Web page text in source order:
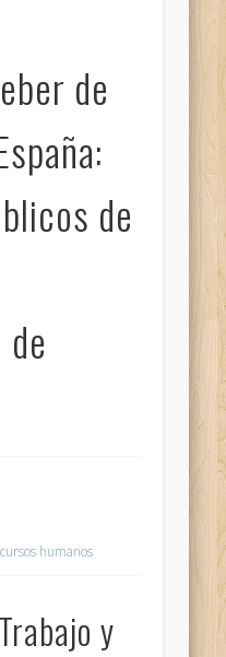
de
de
humanos
y